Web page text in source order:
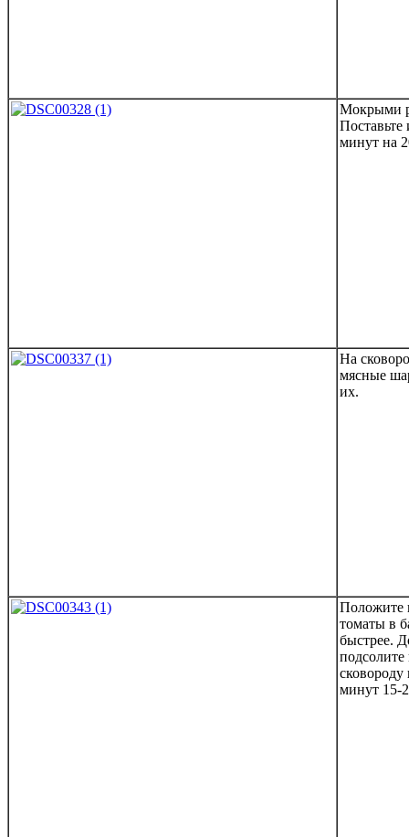
Мокрыми
минут на
На
мясные
их.
Положите
томаты в
быстрее.
подсолите
минут 15-